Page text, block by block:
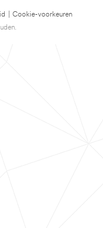
Cookie-voorkeuren